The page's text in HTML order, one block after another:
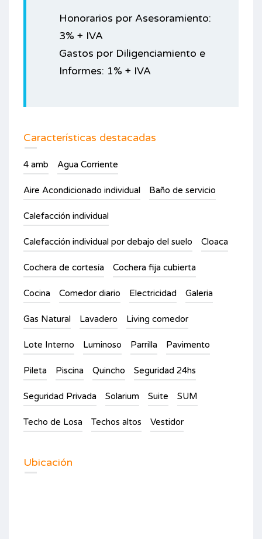
Honorarios por Asesoramiento:
3% + IVA
Gastos por Diligenciamiento e
Informes: 1% + IVA
Características destacadas
4 amb Agua Corriente
Aire Acondicionado individual Baño de servicio
Calefacción individual
Calefacción individual por debajo del suelo Cloaca
Cochera de cortesía Cochera fija cubierta
Cocina Comedor diario Electricidad Galeria
Gas Natural Lavadero Living comedor
Lote Interno Luminoso Parrilla Pavimento
Pileta Piscina Quincho Seguridad 24hs
Seguridad Privada Solarium Suite SUM
Techo de Losa Techos altos Vestidor
Ubicación